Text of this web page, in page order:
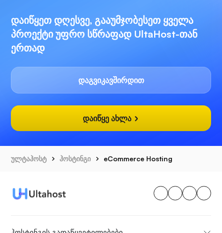
დაიწყეთ დღესვე, გააუმჯობესეთ ყველა
პროექტი უფრო სწრაფად UltaHost-თან
ერთად
დაგვიკავშირდით
დაიწყე ახლა
ულტაჰოსტ ჰოსტინგი eCommerce Hosting